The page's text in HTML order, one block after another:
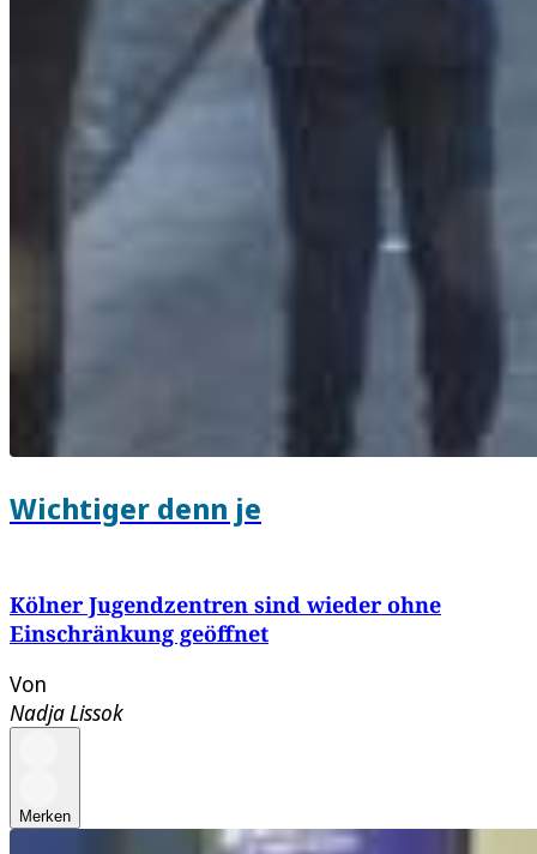
Wichtiger denn je
Kölner Jugendzentren sind wieder ohne
Einschränkung geöffnet
Von
Nadja Lissok
Merken